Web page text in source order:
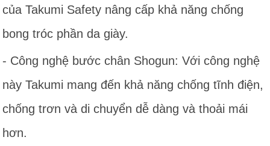
của Takumi Safety nâng cấp khả năng chống
bong tróc phần da giày.
- Công nghệ bước chân Shogun: Với công nghệ
này Takumi mang đến khả năng chống tĩnh điện,
chống trơn và di chuyển dễ dàng và thoải mái
hơn.